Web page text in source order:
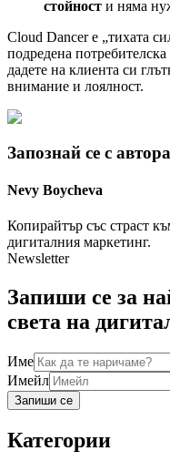
стойност и няма
Cloud Dancer е „тихата
подредена
дадете на клиента си
внимание и лоялност.
Запознай се с автора
Nevy Boycheva
Копирайтър със страст
дигиталния маркетинг.
Newsletter
Запиши се за
света на
Име
Имейл
Запиши се
Категории